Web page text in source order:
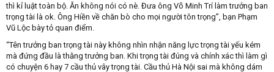
thì kỉ luật toàn bộ. Ăn không nói có nè. Đưa ông Võ Minh Trí làm trưởng ban
trọng tài là ok. Ông Hiền về chăn bò cho mọi người tôn trọng”, bạn Phạm
Vũ Lộc bày tỏ quan điểm.
“Tên trưởng ban trọng tài này không nhìn nhận năng lực trọng tài yếu kém
mà đứng đầu là thằng trưởng ban. Khi trọng tài đúng và chính xác thì làm gì
có chuyện 6 hay 7 cầu thủ vây trọng tài. Cầu thủ Hà Nội sai mà không dám